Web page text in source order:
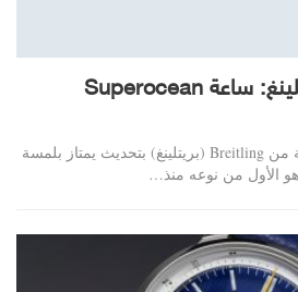
أحدث إطلاق من بريتلينغ: ساعة Superocean
تحظى الساعة البحرية الأنيقة من Breitling (بريتلينغ) بتحديث يمتاز بلمسة
الأول من نوعه منذ…